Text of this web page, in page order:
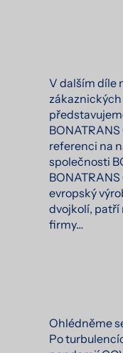
V dalším díle
BONATRANS
referenci na
společnosti
BONATRANS
evropský
dvojkolí, patří
firmy…
Ohlédněme
Po